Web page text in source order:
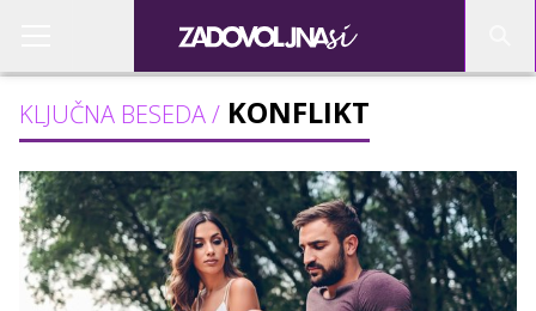
KLJUČNA BESEDA / KONFLIKT